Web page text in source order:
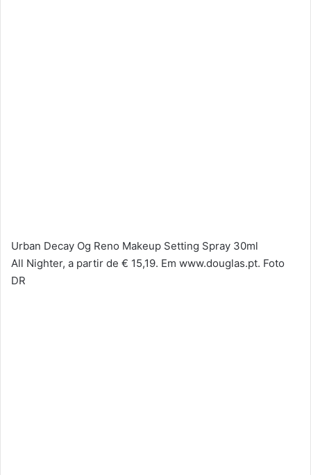
Urban Decay Og Reno Makeup Setting Spray 30ml
All Nighter, a partir de € 15,19. Em www.douglas.pt. Foto
DR